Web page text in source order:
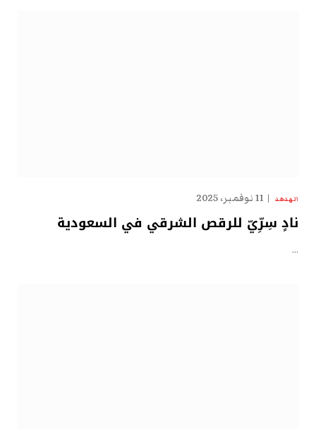
الهدهد 11 نوفمبر، 2025
نادٍ سِرِّيّ للرقص الشرقي في السعودية
…